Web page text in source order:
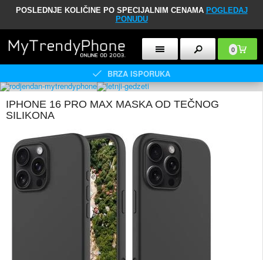
POSLEDNJE KOLIČINE PO SPECIJALNIM CENAMA POGLEDAJ
PONUDU
0
BRZA ISPORUKA
IPHONE 16 PRO MAX MASKA OD TEČNOG
SILIKONA